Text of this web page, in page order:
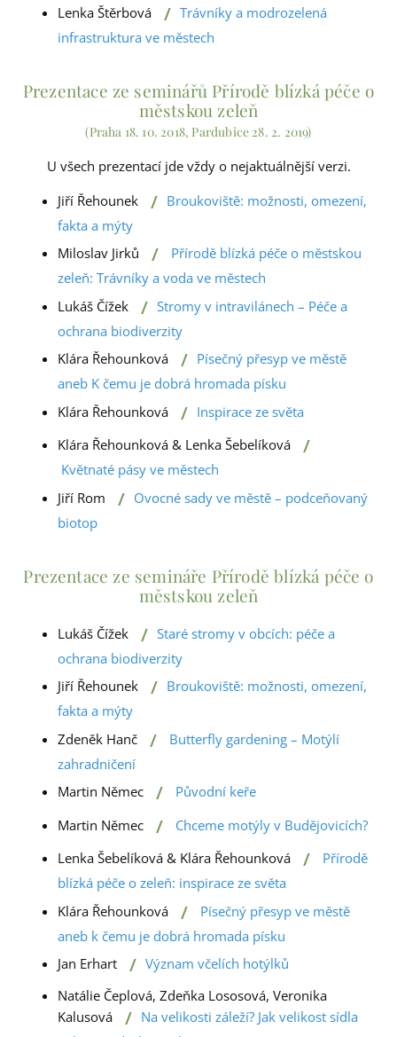
Lenka Štěrbová
/ Trávníky a modrozelená
infrastruktura ve městech
Prezentace ze seminářů Přírodě blízká péče o
městskou zeleň
(Praha 18. 10. 2018, Pardubice 28. 2. 2019)
U všech prezentací jde vždy o nejaktuálnější verzi.
Jiří Řehounek
/ Broukoviště: možnosti, omezení,
fakta a mýty
Miloslav Jirků
/
Přírodě blízká péče o městskou
zeleň: Trávníky a voda ve městech
Lukáš Čížek
/ Stromy v intravilánech – Péče a
ochrana biodiverzity
Klára Řehounková
/ Písečný přesyp ve městě
aneb K čemu je dobrá hromada písku
Klára Řehounková
/ Inspirace ze světa
Klára Řehounková & Lenka Šebelíková
/
Květnaté pásy ve městech
Jiří Rom
/ Ovocné sady ve městě – podceňovaný
biotop
Prezentace ze semináře Přírodě blízká péče o
městskou zeleň
Lukáš Čížek / Staré stromy v obcích: péče a
ochrana biodiverzity
Jiří Řehounek
/ Broukoviště: možnosti, omezení,
fakta a mýty
Zdeněk Hanč
/
Butterfly gardening – Motýlí
zahradničení
Martin Němec
/
Původní keře
Martin Němec
/
Chceme motýly v Budějovicích?
Lenka Šebelíková & Klára Řehounková
/
Přírodě
blízká péče o zeleň: inspirace ze světa
Klára Řehounková
/
Písečný přesyp ve městě
aneb k čemu je dobrá hromada písku
Jan Erhart
/ Význam včelích hotýlků
Natálie Čeplová, Zdeňka Lososová, Veronika
Kalusová
/ Na velikosti záleží? Jak velikost sídla